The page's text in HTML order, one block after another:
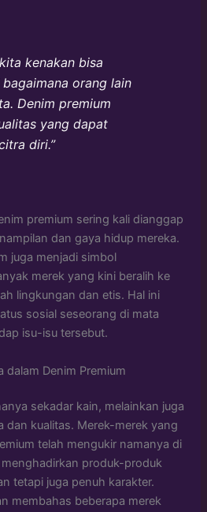
kenakan bisa
orang lain
Denim premium
yang dapat
diri.”
premium sering kali dianggap
dan gaya hidup mereka.
juga menjadi simbol
merek yang kini beralih ke
lingkungan dan etis. Hal ini
sosial seseorang di mata
isu-isu tersebut.
dalam Denim Premium
sekadar kain, melainkan juga
dan kualitas. Merek-merek yang
telah mengukir namanya di
produk-produk
tetapi juga penuh karakter.
membahas beberapa merek